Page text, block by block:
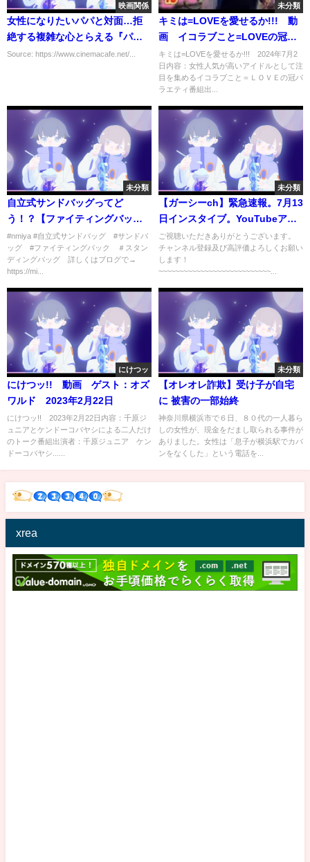
映画関係
女性になりたいパパと対面…拒
絶する複雑な心とらえる『パー
フェクト・ノーマル・ファミリ
Source: https://www.cinemacafe.net/...
未分類
キミは=LOVEを愛せるか!!! 動
画 イコラブこと=LOVEの冠バ
ラエティ番組 7月2日
キミは=LOVEを愛せるか!!! 2024年7月2
日内容：女性人気が高いアイドルとして注
目を集めるイコラブこと＝ＬＯＶＥの冠バ
ラエティ番組出...
未分類
自立式サンドバッグってど
う！？【ファイティングバッ
グ】
#nmiya #自立式サンドバッグ #サンドバ
ッグ #ファイティングバック ＃スタン
ディングバッグ 詳しくはブログで→
https://mi...
未分類
【ガーシーch】緊急速報。7月13
日インスタイブ。YouTubeアカ
ウント一時停止について。
ご視聴いただきありがとうございます。
チャンネル登録及び高評価よろしくお願い
します！
~~~~~~~~~~~~~~~~~~~~~~~~~~~...
にけつッ
にけつッ!! 動画 ゲスト：オズ
ワルド 2023年2月22日
にけつッ!! 2023年2月22日内容：千原ジ
ュニアとケンドーコバヤシによる二人だけ
のトーク番組出演者：千原ジュニア ケン
ドーコバヤシ......
未分類
【オレオレ詐欺】受け子が自宅
に 被害の一部始終
神奈川県横浜市で６日、８０代の一人暮ら
しの女性が、現金をだまし取られる事件が
ありました。女性は「息子が横浜駅でカバ
ンをなくした」という電話を...
xrea